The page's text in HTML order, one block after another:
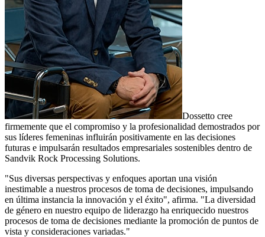
Dossetto cree
firmemente que el compromiso y la profesionalidad demostrados por
sus líderes femeninas influirán positivamente en las decisiones
futuras e impulsarán resultados empresariales sostenibles dentro de
Sandvik Rock Processing Solutions.
"Sus diversas perspectivas y enfoques aportan una visión
inestimable a nuestros procesos de toma de decisiones, impulsando
en última instancia la innovación y el éxito", afirma. "La diversidad
de género en nuestro equipo de liderazgo ha enriquecido nuestros
procesos de toma de decisiones mediante la promoción de puntos de
vista y consideraciones variadas."